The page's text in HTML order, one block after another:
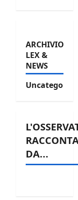
ARCHIVIO
LEX &
NEWS
DA...